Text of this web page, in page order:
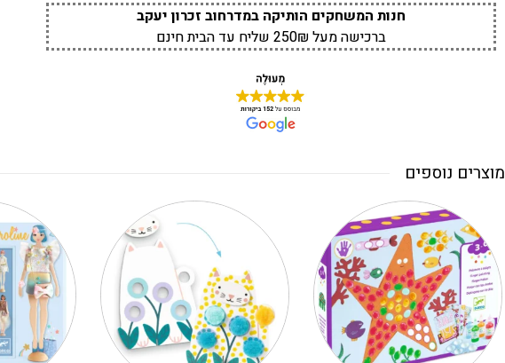
חנות המשחקים הותיקה במדרחוב זכרון יעקב
ברכישה מעל 250₪ שליח עד הבית חינם
מוצרים נוספים